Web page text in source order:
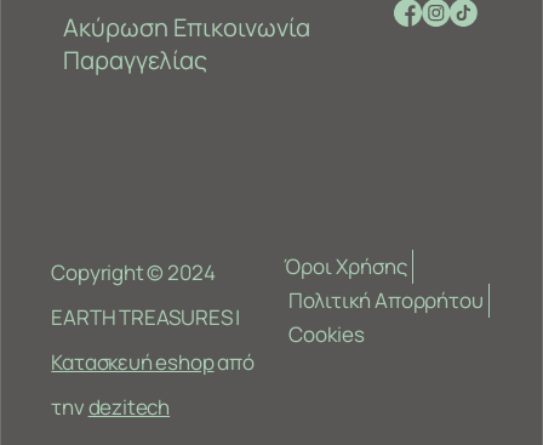
Ακύρωση
Παραγγελίας
Επικοινωνία
Copyright © 2024
EARTH TREASURES |
Κατασκευή eshopαπό
τηνdezitech
Όροι Χρήσης
Πολιτική Απορρήτου
Cookies